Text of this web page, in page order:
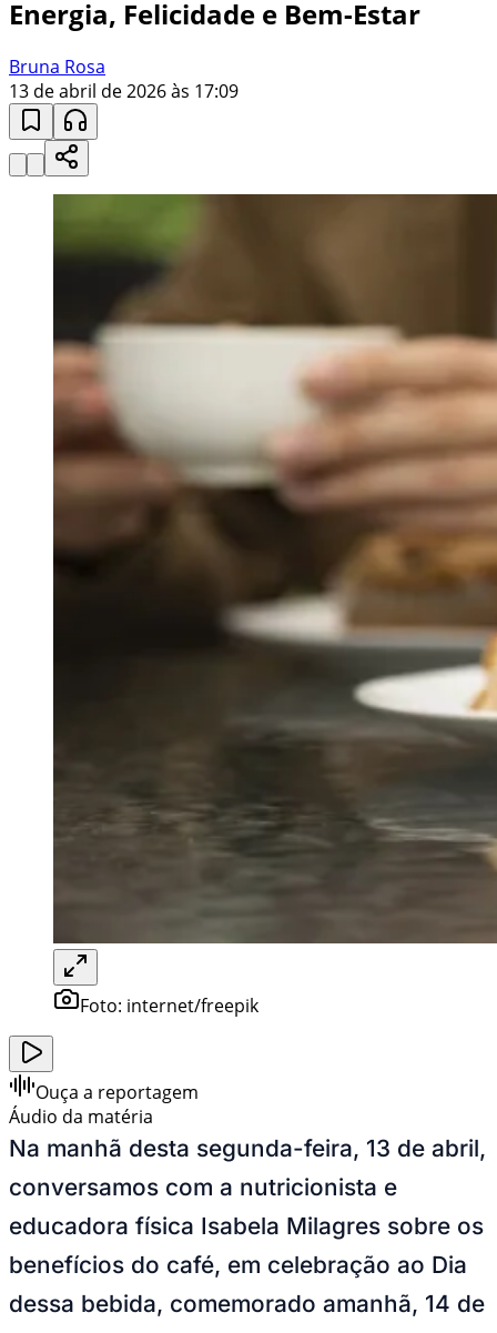
Energia, Felicidade e Bem-Estar
Bruna Rosa
13 de abril de 2026 às 17:09
Foto: internet/freepik
Ouça a reportagem
Áudio da matéria
Na manhã desta segunda-feira, 13 de abril,
conversamos com a nutricionista e
educadora física Isabela Milagres sobre os
benefícios do café, em celebração ao Dia
dessa bebida, comemorado amanhã, 14 de